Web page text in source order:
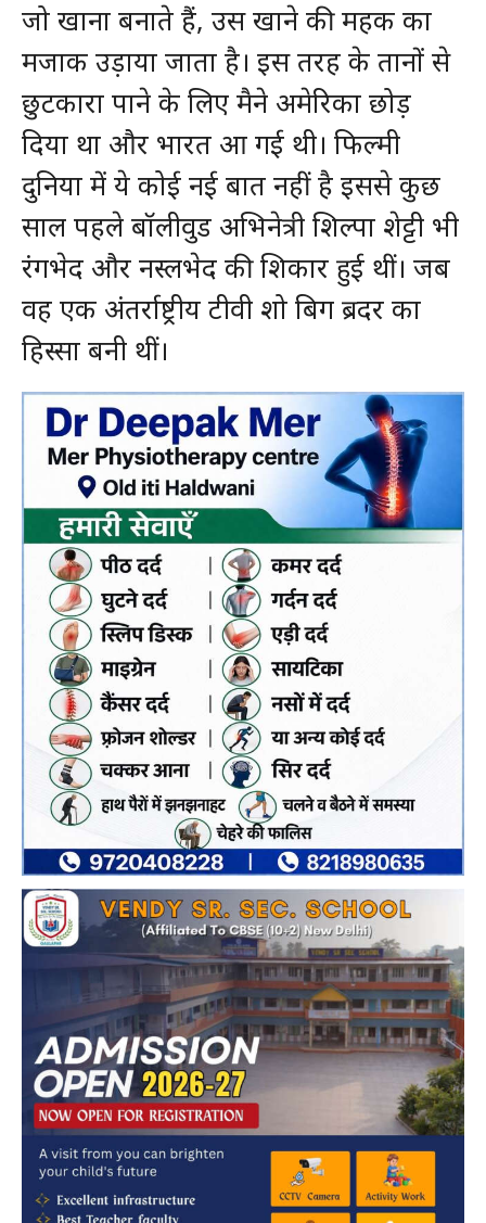
जो खाना बनाते हैं, उस खाने की महक का
मजाक उड़ाया जाता है। इस तरह के तानों से
छुटकारा पाने के लिए मैने अमेरिका छोड़
दिया था और भारत आ गई थी। फिल्मी
दुनिया में ये कोई नई बात नहीं है इससे कुछ
साल पहले बॉलीवुड अभिनेत्री शिल्पा शेट्टी भी
रंगभेद और नस्लभेद की शिकार हुई थीं। जब
वह एक अंतर्राष्ट्रीय टीवी शो बिग ब्रदर का
हिस्सा बनी थीं।